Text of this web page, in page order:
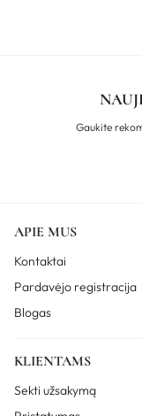
Gaukite
APIE MUS
Kontaktai
Pardavėjo registracija
Blogas
KLIENTAMS
Sekti užsakymą